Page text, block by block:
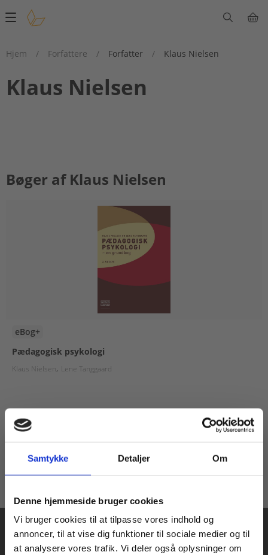
Samtykke Detaljer Om
Denne hjemmeside bruger cookies
Vi bruger cookies til at tilpasse vores indhold og
annoncer, til at vise dig funktioner til sociale medier og til
at analysere vores trafik. Vi deler også oplysninger om
Main
Hjem
/ Forfattere / Forfatter / Klaus Nielsen
Klaus Nielsen
Bøger af Klaus Nielsen
eBog+
Pædagogisk psykologi
Klaus Nielsen Lene Tanggaard
Fra
190,00 KR.
Køb læremidler og find masterclasses mm.
Fortsæt som: